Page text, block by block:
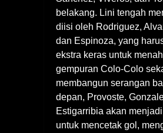
belakang. Lini tengah
diisi oleh Rodriguez,
dan Espinoza, yang
ekstra keras untuk
gempuran Colo-Colo
membangun serangan
depan, Provoste,
Estigarribia akan
untuk mencetak gol,